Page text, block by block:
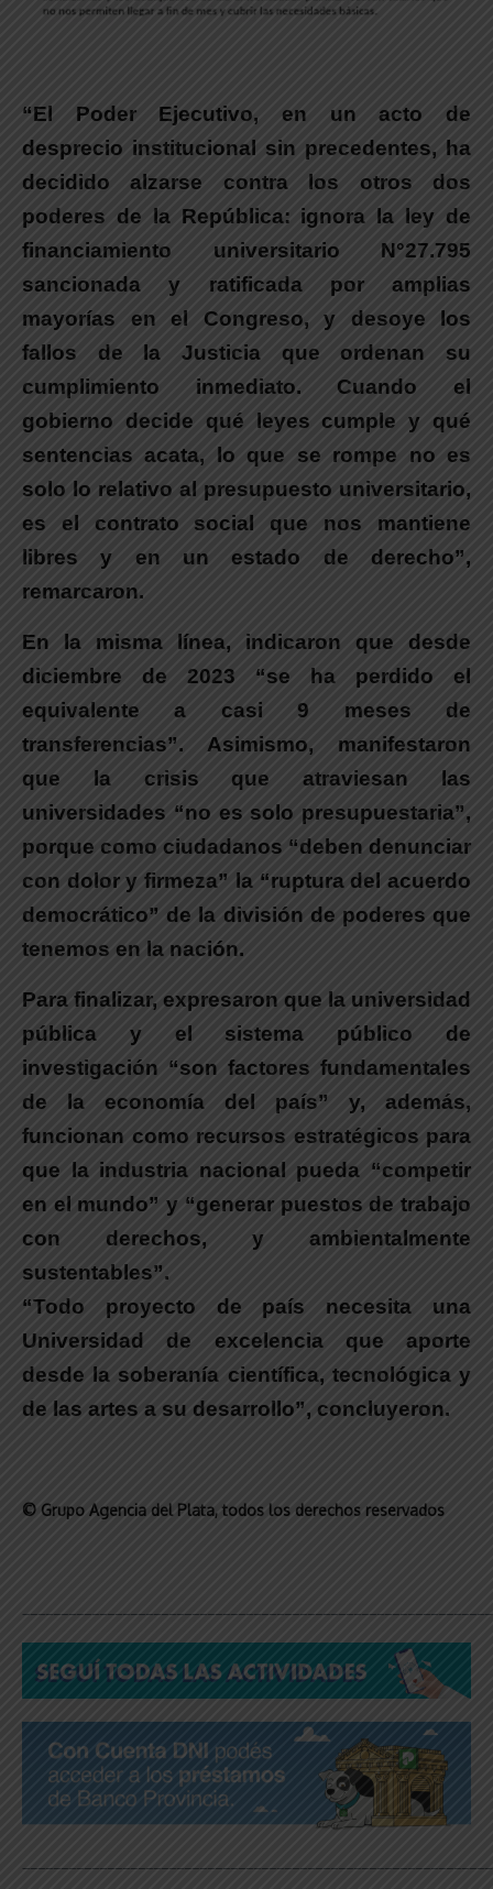
“El Poder Ejecutivo, en un acto de
desprecio institucional sin precedentes, ha
decidido alzarse contra los otros dos
poderes de la República: ignora la ley de
financiamiento universitario N°27.795
sancionada y ratificada por amplias
mayorías en el Congreso, y desoye los
fallos de la Justicia que ordenan su
cumplimiento inmediato. Cuando el
gobierno decide qué leyes cumple y qué
sentencias acata, lo que se rompe no es
solo lo relativo al presupuesto universitario,
es el contrato social que nos mantiene
libres y en un estado de derecho”,
remarcaron.
En la misma línea, indicaron que desde
diciembre de 2023 “se ha perdido el
equivalente a casi 9 meses de
transferencias”. Asimismo, manifestaron
que la crisis que atraviesan las
universidades “no es solo presupuestaria”,
porque como ciudadanos “deben denunciar
con dolor y firmeza” la “ruptura del acuerdo
democrático” de la división de poderes que
tenemos en la nación.
Para finalizar, expresaron que la universidad
pública y el sistema público de
investigación “son factores fundamentales
de la economía del país” y, además,
funcionan como recursos estratégicos para
que la industria nacional pueda “competir
en el mundo” y “generar puestos de trabajo
con derechos, y ambientalmente
sustentables”.
“Todo proyecto de país necesita una
Universidad de excelencia que aporte
desde la soberanía científica, tecnológica y
de las artes a su desarrollo”, concluyeron.
© Grupo Agencia del Plata, todos los derechos reservados